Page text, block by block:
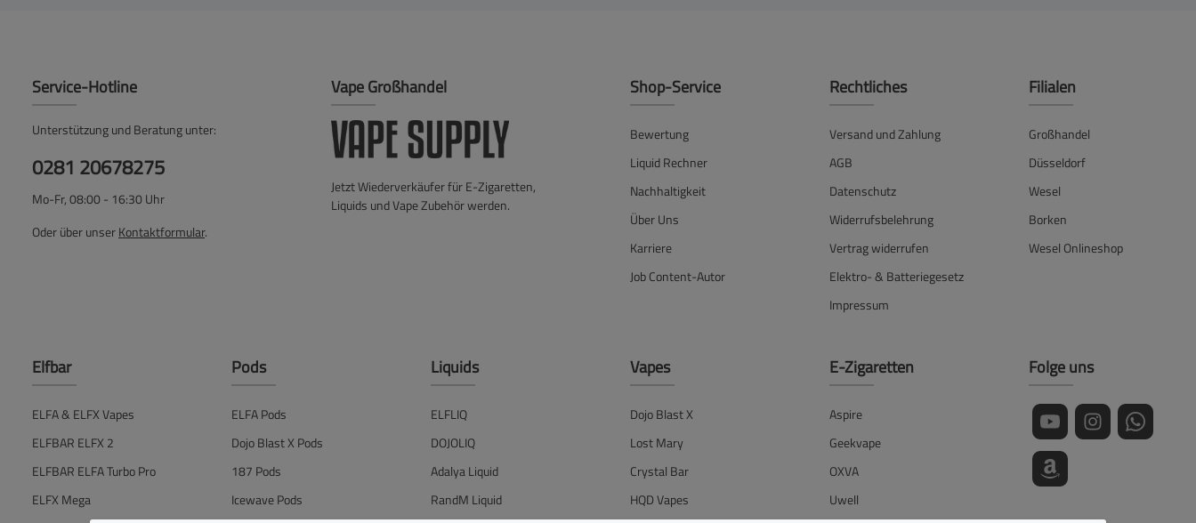
Service-Hotline
Unterstützung und Beratung unter:
0281 20678275
Mo-Fr, 08:00 - 16:30 Uhr
Oder über unserKontaktformular.
Vape Großhandel
Jetzt Wiederverkäufer für E-Zigaretten,
Liquids und Vape Zubehör werden.
Shop-Service
Bewertung
Liquid Rechner
Nachhaltigkeit
Über Uns
Karriere
Job Content-Autor
Rechtliches
Versand und Zahlung
AGB
Datenschutz
Widerrufsbelehrung
Vertrag widerrufen
Elektro- & Batteriegesetz
Impressum
Filialen
Großhandel
Düsseldorf
Wesel
Borken
Wesel Onlineshop
Elfbar
ELFA & ELFX Vapes
ELFBAR ELFX 2
ELFBAR ELFA Turbo Pro
ELFX Mega
Pods
ELFA Pods
Dojo Blast X Pods
187 Pods
Icewave Pods
Liquids
ELFLIQ
DOJOLIQ
Adalya Liquid
RandM Liquid
Vapes
Dojo Blast X
Lost Mary
Crystal Bar
HQD Vapes
E-Zigaretten
Aspire
Geekvape
OXVA
Uwell
Folge uns